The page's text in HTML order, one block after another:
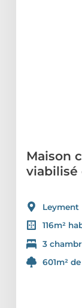
Maison
Leyment
116m²
3
601m²